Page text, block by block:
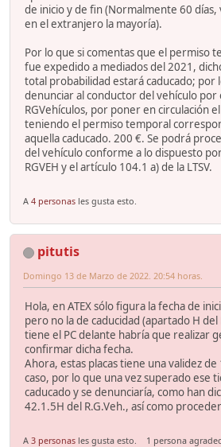
de inicio y de fin (Normalmente 60
en el extranjero la mayoría).
Por lo que si comentas que el permiso
fue expedido a mediados del 2021,
total probabilidad estará caducado; por
denunciar al conductor del vehículo por
RGVehículos, por poner en circulación
teniendo el permiso temporal
aquella caducado. 200 €. Se podrá
del vehículo conforme a lo dispuesto
RGVEH y el artículo 104.1 a) de la LTSV.
A 4 personas les gusta esto.
pitutis
Domingo 13 de Marzo de 2022. 20:54 horas.
Hola, en ATEX sólo figura la fecha de
pero no la de caducidad (apartado H del
tiene el PC delante habría que realizar
confirmar dicha fecha.
Ahora, estas placas tiene una validez
caso, por lo que una vez superado ese
caducado y se denunciaría, como han
42.1.5H del R.G.Veh., así como
A 3 personas les gusta esto. 1 persona